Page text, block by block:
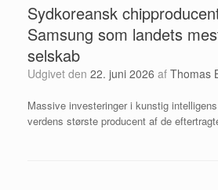
Sydkoreansk
Samsung som landets
selskab
Udgivet den 22. juni 2026 af Thomas
Massive investeringer i kunstig
verdens største producent af de